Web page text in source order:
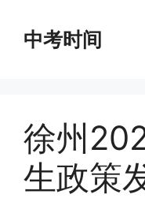
中考时间
徐州
生政策